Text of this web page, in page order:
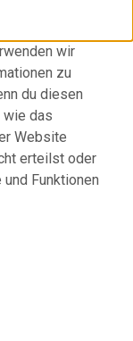
wir
zu
du diesen
wie das
Website
erteilst oder
Funktionen